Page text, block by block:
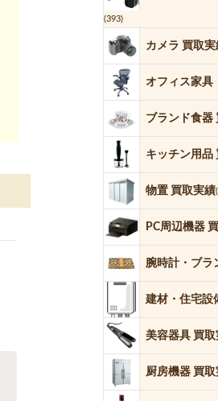
(393)
カメラ 買取実
オフィス家具
ブランド食器
キッチン用品
物置 買取実績
PC周辺機器
腕時計・ブラ
建材・住宅設
美容器具 買取
厨房機器 買取